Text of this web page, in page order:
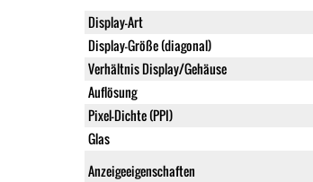
Display-Art
Display-Größe (diagonal)
Verhältnis Display/Gehäuse
Auflösung
Pixel-Dichte (PPI)
Glas
Anzeigeeigenschaften